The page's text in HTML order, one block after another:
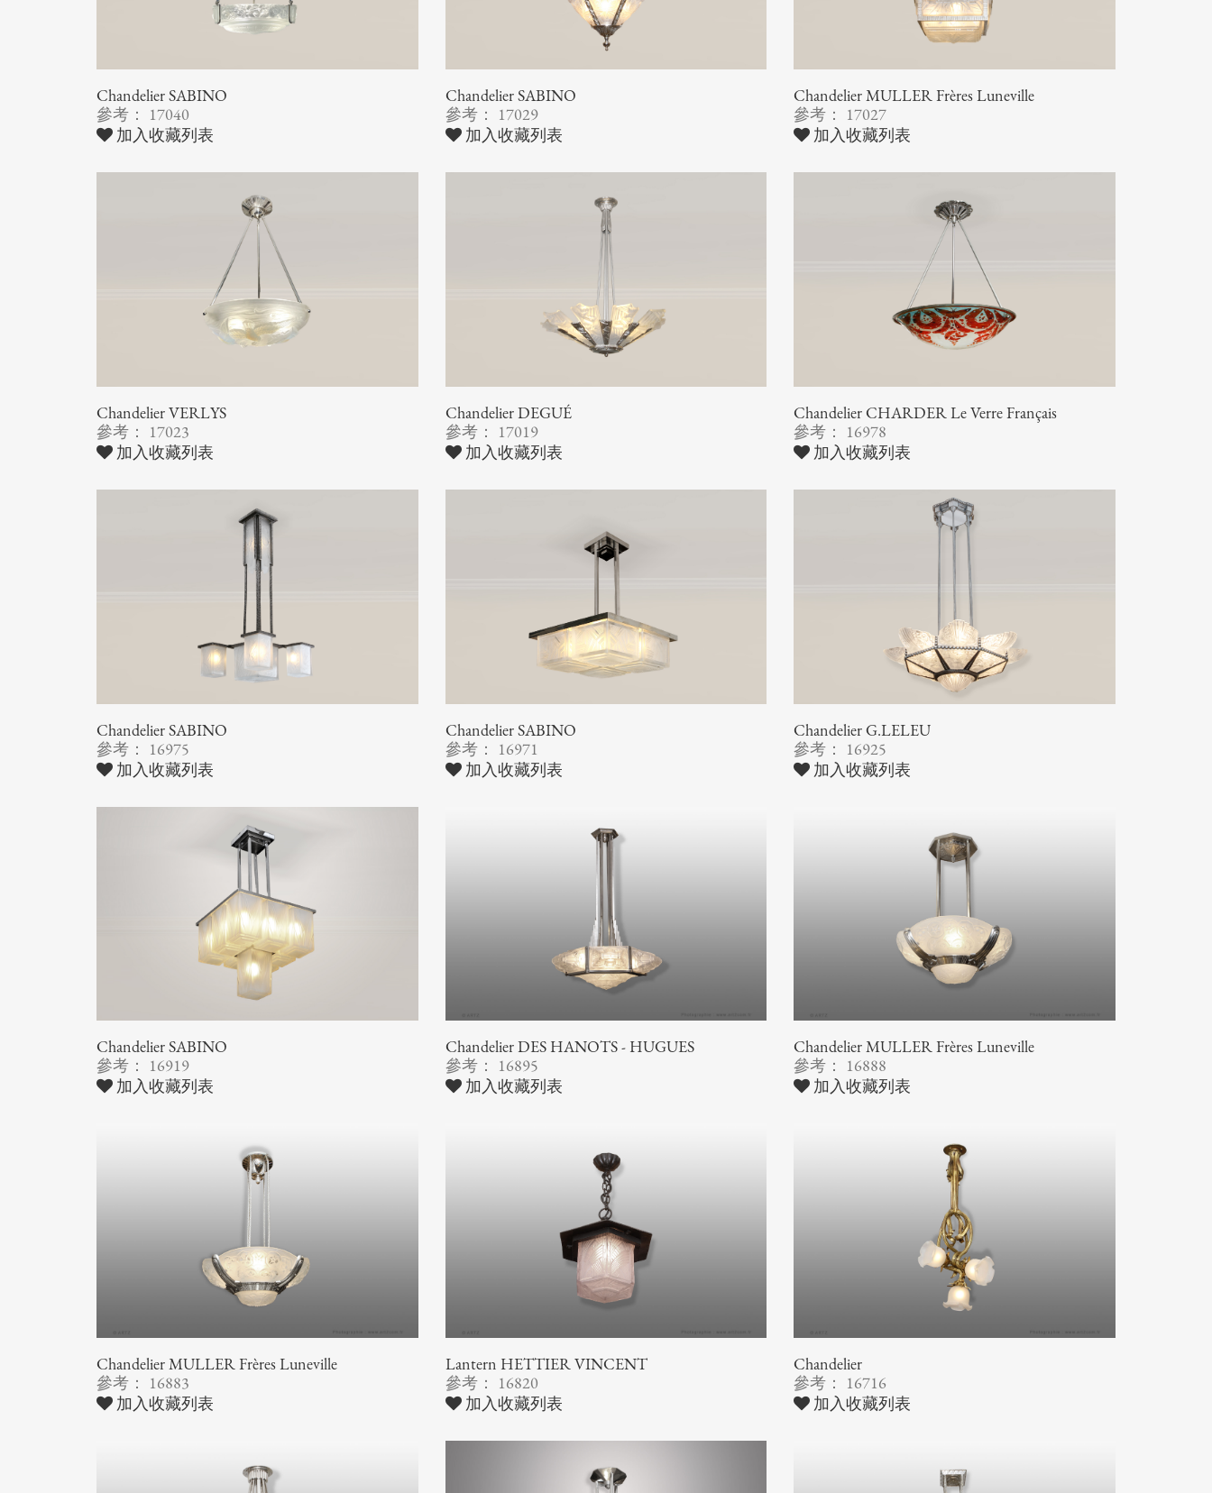
Chandelier SABINO
參考： 17040
加入收藏列表
Chandelier SABINO
參考： 17029
加入收藏列表
Chandelier MULLER Frères Luneville
參考： 17027
加入收藏列表
Chandelier VERLYS
參考： 17023
加入收藏列表
Chandelier DEGUÉ
參考： 17019
加入收藏列表
Chandelier CHARDER Le Verre Français
參考： 16978
加入收藏列表
Chandelier SABINO
參考： 16975
加入收藏列表
Chandelier SABINO
參考： 16971
加入收藏列表
Chandelier G.LELEU
參考： 16925
加入收藏列表
Chandelier SABINO
參考： 16919
加入收藏列表
Chandelier DES HANOTS - HUGUES
參考： 16895
加入收藏列表
Chandelier MULLER Frères Luneville
參考： 16888
加入收藏列表
Chandelier MULLER Frères Luneville
參考： 16883
加入收藏列表
Lantern HETTIER VINCENT
參考： 16820
加入收藏列表
Chandelier
參考： 16716
加入收藏列表